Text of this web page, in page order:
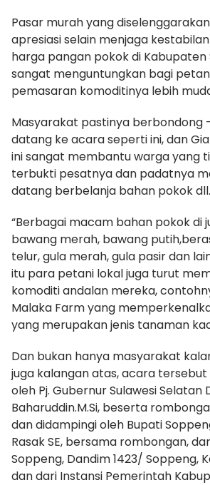
Pasar murah yang
apresiasi selain menjaga
harga pangan pokok di Kabupaten
sangat menguntungkan bagi
pemasaran komoditinya lebih
Masyarakat pastinya berbondong
datang ke acara seperti ini, dan
ini sangat membantu warga yang
terbukti pesatnya dan padatnya
datang berbelanja bahan pokok
“Berbagai macam bahan pokok di
bawang merah, bawang
telur, gula merah, gula pasir dan
itu para petani lokal juga turut
komoditi andalan mereka,
Malaka Farm yang
yang merupakan jenis tanaman
Dan bukan hanya masyarakat
juga kalangan atas, acara
oleh Pj. Gubernur Sulawesi Selatan
Baharuddin.M.Si, beserta
dan didampingi oleh Bupati
Rasak SE, bersama rombongan,
Soppeng, Dandim 1423/ Soppeng,
dan dari Instansi Pemerintah